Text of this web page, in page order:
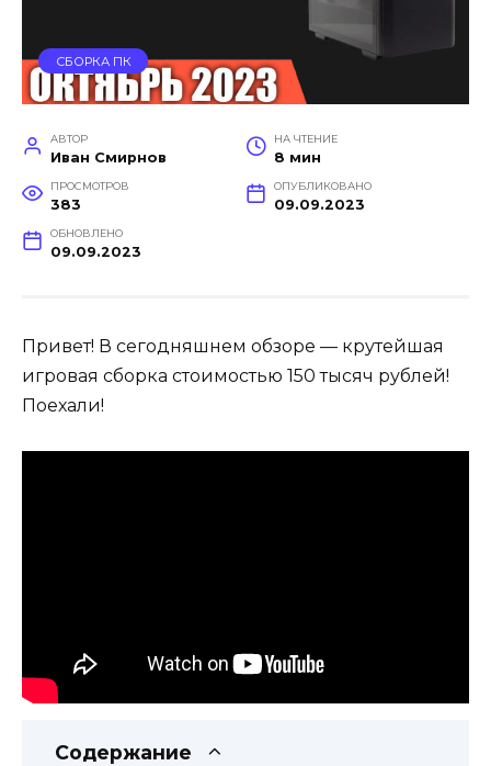
СБОРКА ПК
АВТОР
Иван Смирнов
НА ЧТЕНИЕ
8 мин
ПРОСМОТРОВ
383
ОПУБЛИКОВАНО
09.09.2023
ОБНОВЛЕНО
09.09.2023
Привет! В сегодняшнем обзоре — крутейшая
игровая сборка стоимостью 150 тысяч рублей!
Поехали!
Содержание